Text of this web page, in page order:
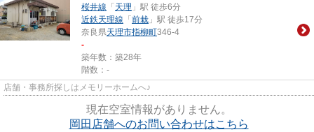
桜井線 「 天理 」駅 徒歩6分
近鉄天理線 「 前栽 」駅 徒歩17分
奈良県天理市指柳町346-4
-
築年数：築28年
階数：-
店舗・事務所探しはメモリーホームへ♪
現在空室情報がありません。
岡田店舗へのお問い合わせはこちら